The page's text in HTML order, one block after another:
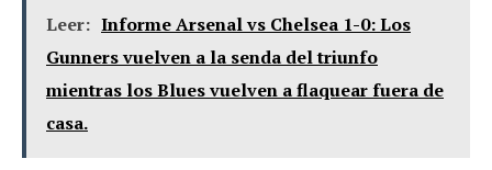
Leer: Informe Arsenal vs Chelsea 1-0: Los
Gunners vuelven a la senda del triunfo
mientras los Blues vuelven a flaquear fuera de
casa.